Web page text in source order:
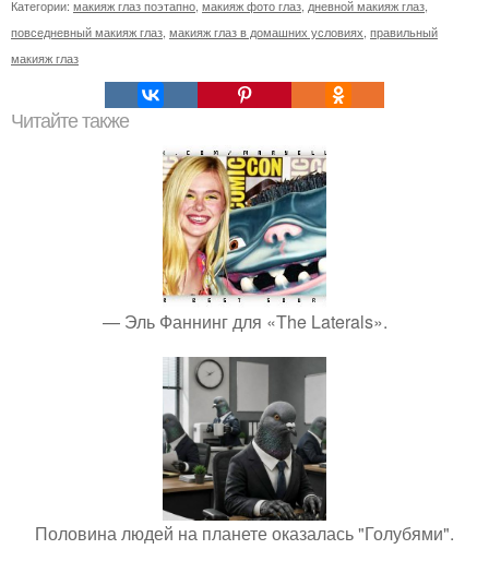
Категории: макияж глаз поэтапно макияж фото глаз дневной макияж глаз
повседневный макияж глаз макияж глаз в домашних условиях правильный
макияж глаз
Читайте также
— Эль Фаннинг для «The Laterals».
Половина людей на планете оказалась "Голубями".